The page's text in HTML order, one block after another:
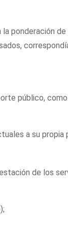
ponderación
público,
a su propia
de los